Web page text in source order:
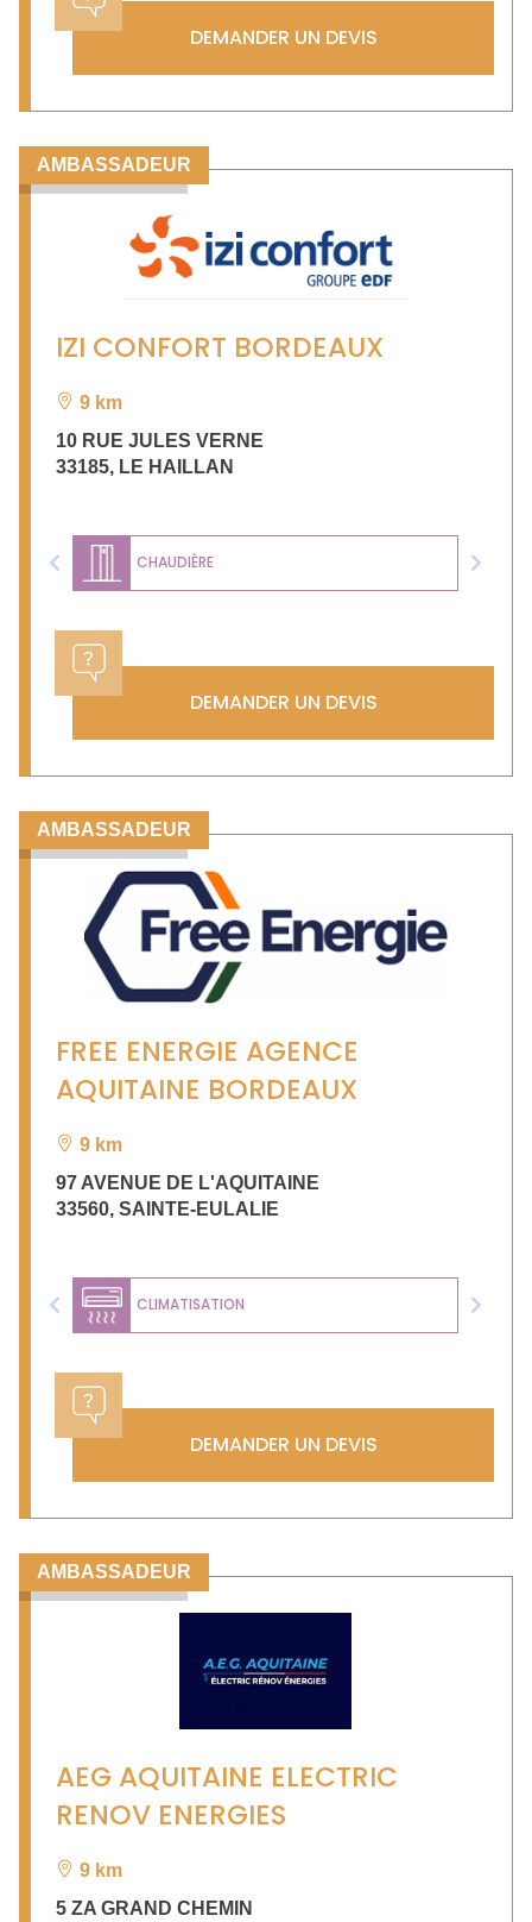
DEMANDER UN DEVIS
AMBASSADEUR
IZI CONFORT BORDEAUX
9 km
10 RUE JULES VERNE
33185, LE HAILLAN
CHAUDIÈRE
Previous Next
DEMANDER UN DEVIS
AMBASSADEUR
FREE ENERGIE AGENCE
AQUITAINE BORDEAUX
9 km
97 AVENUE DE L'AQUITAINE
33560, SAINTE-EULALIE
CLIMATISATION
Previous Next
DEMANDER UN DEVIS
AMBASSADEUR
AEG AQUITAINE ELECTRIC
RENOV ENERGIES
9 km
5 ZA GRAND CHEMIN